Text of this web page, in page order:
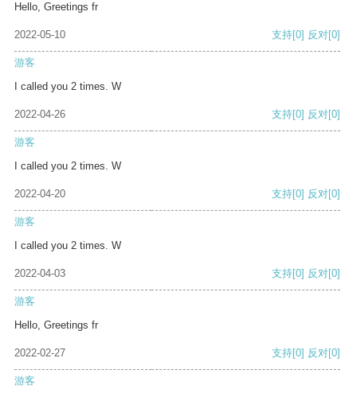
Hello, Greetings fr
2022-05-10 支持[0] 反对[0]
游客
I called you 2 times. W
2022-04-26 支持[0] 反对[0]
游客
I called you 2 times. W
2022-04-20 支持[0] 反对[0]
游客
I called you 2 times. W
2022-04-03 支持[0] 反对[0]
游客
Hello, Greetings fr
2022-02-27 支持[0] 反对[0]
游客